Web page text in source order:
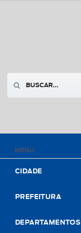
MENU
CIDADE
PREFEITURA
DEPARTAMENTOS